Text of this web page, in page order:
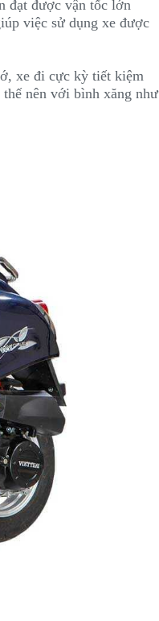
đạt được vận tốc lớn
việc sử dụng xe được
xe đi cực kỳ tiết kiệm
nên với bình xăng như